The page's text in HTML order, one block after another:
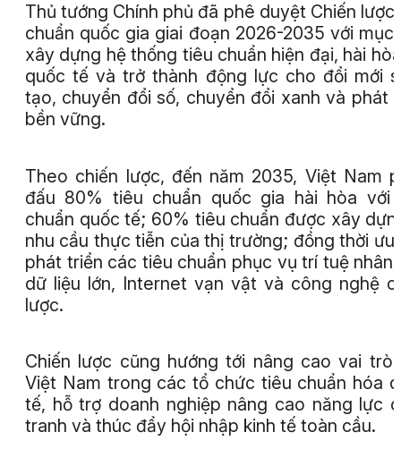
Thủ tướng Chính phủ đã phê duyệt Chiến lược
chuẩn quốc gia giai đoạn 2026-2035 với mục
xây dựng hệ thống tiêu chuẩn hiện đại, hài
quốc tế và trở thành động lực cho đổi mới
tạo, chuyển đổi số, chuyển đổi xanh và phát
bền vững.
Theo chiến lược, đến năm 2035, Việt Nam
đấu 80% tiêu chuẩn quốc gia hài hòa với
chuẩn quốc tế; 60% tiêu chuẩn được xây
nhu cầu thực tiễn của thị trường; đồng thời ưu
phát triển các tiêu chuẩn phục vụ trí tuệ nhân
dữ liệu lớn, Internet vạn vật và công nghệ
lược.
Chiến lược cũng hướng tới nâng cao vai trò
Việt Nam trong các tổ chức tiêu chuẩn hóa
tế, hỗ trợ doanh nghiệp nâng cao năng lực
tranh và thúc đẩy hội nhập kinh tế toàn cầu.